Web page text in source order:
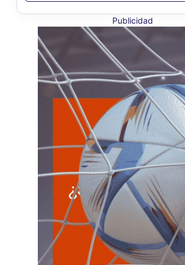
CUIT 0-1-2-3-4-…
JUE
6 Agentes Retencion La Rioja
CUIT 0-1-2-3-4-…
VIE 7/8
NACIONAL
7 NACIONAL
Agentes SIRCAR 2a Quinc
CUIT 0-1-2-3-4-…
7 Autonomos
CUIT 7-8-9-…
7 NACIONAL
Contr. Fiscal Nueva Tecn. MT
CUIT 0-1-2-3-4-5-6-7-8-9-…
Publicidad